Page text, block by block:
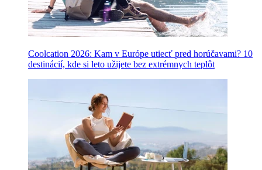
Coolcation 2026: Kam v Európe utiecť pred horúčavami? 10
destinácií, kde si leto užijete bez extrémnych teplôt